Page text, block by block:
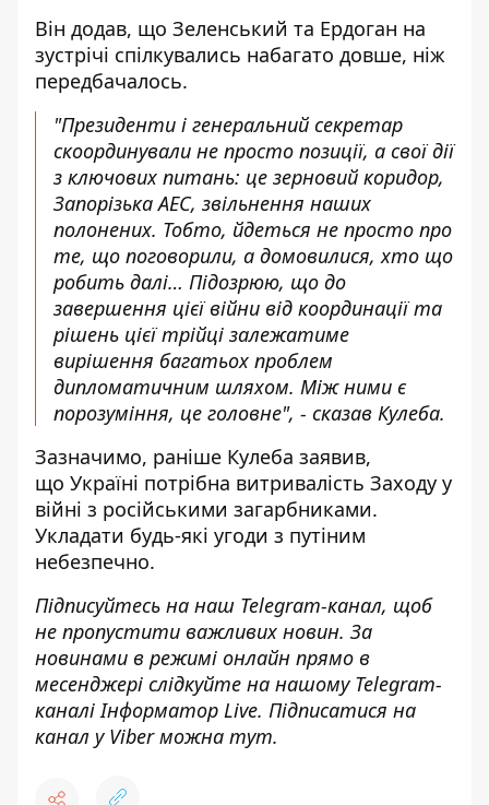
Він додав, що Зеленський та Ердоган на
зустрічі спілкувались набагато довше, ніж
передбачалось.
"Президенти і генеральний секретар
скоординували не просто позиції, а свої дії
з ключових питань: це зерновий коридор,
Запорізька АЕС, звільнення наших
полонених. Тобто, йдеться не просто про
те, що поговорили, а домовилися, хто що
робить далі… Підозрюю, що до
завершення цієї війни від координації та
рішень цієї трійці залежатиме
вирішення багатьох проблем
дипломатичним шляхом. Між ними є
порозуміння, це головне", - сказав Кулеба.
Зазначимо, раніше Кулеба заявив,
що Україні потрібна витривалість Заходу у
війні з російськими загарбниками.
Укладати будь-які угоди з путіним
небезпечно.
Підписуйтесь на наш Telegram-канал, щоб
не пропустити важливих новин. За
новинами в режимі онлайн прямо в
месенджері слідкуйте на нашому Telegram-
каналіІнформатор Live. Підписатися на
канал у Viber можна тут.